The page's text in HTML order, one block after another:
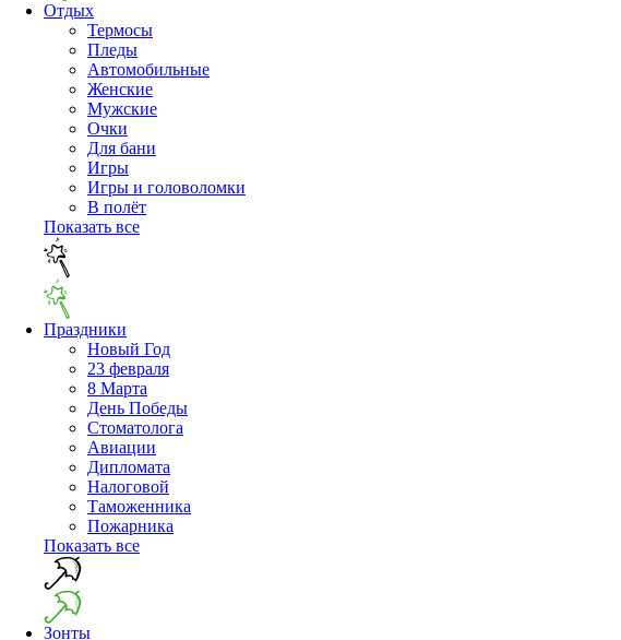
Отдых
Термосы
Пледы
Автомобильные
Женские
Мужские
Очки
Для бани
Игры
Игры и головоломки
В полёт
Показать все
Праздники
Новый Год
23 февраля
8 Марта
День Победы
Cтоматолога
Авиации
Дипломата
Налоговой
Таможенника
Пожарника
Показать все
Зонты